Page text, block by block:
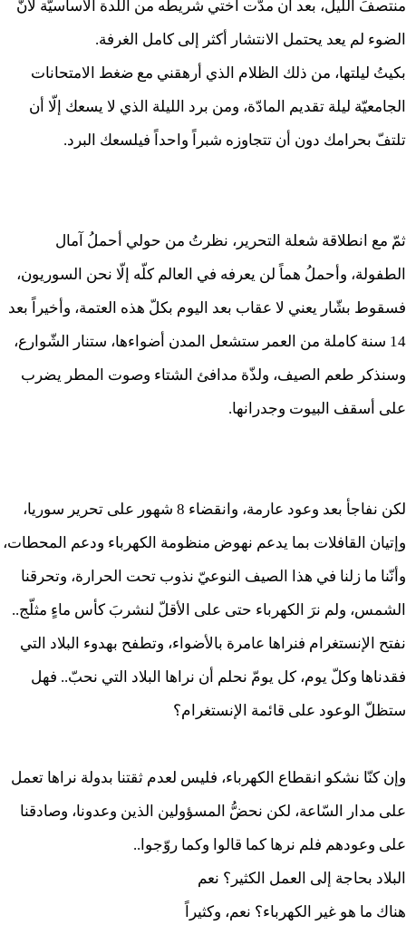
منتصفَ الليل، بعد أن مدّت أختي شريطه من اللدة الأساسيّة لأنّ
الضوء لم يعد يحتمل الانتشار أكثر إلى كامل الغرفة.
بكيتُ ليلتها، من ذلك الظلام الذي أرهقني مع ضغط الامتحانات
الجامعيّة ليلة تقديم المادّة، ومن برد الليلة الذي لا يسعك إلّا أن
تلتفّ بحرامك دون أن تتجاوزه شبراً واحداً فيلسعك البرد.
ثمّ مع انطلاقة شعلة التحرير، نظرتُ من حولي أحملُ آمال
الطفولة، وأحملُ هماً لن يعرفه في العالم كلّه إلّا نحن السوريون،
فسقوط بشّار يعني لا عقاب بعد اليوم بكلّ هذه العتمة، وأخيراً بعد
14 سنة كاملة من العمر ستشعل المدن أضواءها، ستنار الشّوارع،
وسنذكر طعم الصيف، ولذّة مدافئ الشتاء وصوت المطر يضرب
على أسقف البيوت وجدرانها.
لكن نفاجأ بعد وعود عارمة، وانقضاء 8 شهور على تحرير سوريا،
وإتيان القافلات بما يدعم نهوض منظومة الكهرباء ودعم المحطات،
وأنّنا ما زلنا في هذا الصيف النوعيّ نذوب تحت الحرارة، وتحرقنا
الشمس، ولم نرَ الكهرباء حتى على الأقلّ لنشربَ كأس ماءٍ مثلّج..
نفتح الإنستغرام فنراها عامرة بالأضواء، وتطفح بهدوء البلاد التي
فقدناها وكلّ يوم، كل يومّ نحلم أن نراها البلاد التي نحبّ.. فهل
ستظلّ الوعود على قائمة الإنستغرام؟
وإن كنّا نشكو انقطاع الكهرباء، فليس لعدم ثقتنا بدولة نراها تعمل
على مدار السّاعة، لكن نحضُّ المسؤولين الذين وعدونا، وصادقنا
على وعودهم فلم نرها كما قالوا وكما روّجوا..
البلاد بحاجة إلى العمل الكثير؟ نعم
هناك ما هو غير الكهرباء؟ نعم، وكثيراً